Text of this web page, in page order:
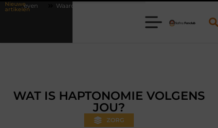
Nieuwe
artikelenonline vlees bestellen steeds gewoner wordt
WAT IS HAPTONOMIE VOLGENS
JOU?
ZORG